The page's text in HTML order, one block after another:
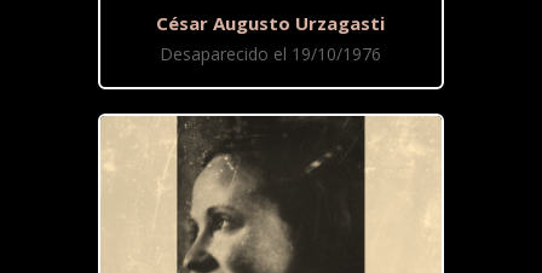
César Augusto Urzagasti
Desaparecido el 19/10/1976